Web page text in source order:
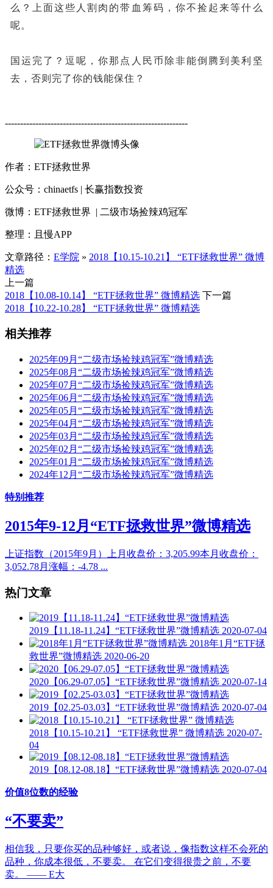
么？上面这些人割肉的带血筹码，你不捡起来等什么
呢。
国运完了？逗呢，你那点人民币除非能倒腾到美利坚
去，否则完了你的钱能保住？
------------------------------------------------------------
作者：ETF拯救世界
公众号：chinaetfs | 长赢指数投资
微博：ETF拯救世界 | 二级市场捡辣鸡冠军
整理：且慢APP
文章路径： E学院 » 2018【10.15-10.21】 “ETF拯救世界” 微博
精选
上一篇
2018【10.08-10.14】 “ETF拯救世界” 微博精选 下一篇
2018【10.22-10.28】 “ETF拯救世界” 微博精选
相关推荐
2025年09月“二级市场捡辣鸡冠军”微博精选
2025年08月“二级市场捡辣鸡冠军”微博精选
2025年07月“二级市场捡辣鸡冠军”微博精选
2025年06月“二级市场捡辣鸡冠军”微博精选
2025年05月“二级市场捡辣鸡冠军”微博精选
2025年04月“二级市场捡辣鸡冠军”微博精选
2025年03月“二级市场捡辣鸡冠军”微博精选
2025年02月“二级市场捡辣鸡冠军”微博精选
2025年01月“二级市场捡辣鸡冠军”微博精选
2024年12月“二级市场捡辣鸡冠军”微博精选
特别推荐
2015年9-12月“ETF拯救世界”微博精选
上证指数（2015年9月）上月收盘价：3,205.99本月收盘价：
3,052.78月涨幅：-4.78 ...
热门文章
2019【11.18-11.24】“ETF拯救世界”微博精选 2020-07-04
2018年1月“ETF拯
救世界”微博精选 2020-06-20
2020【06.29-07.05】“ETF拯救世界”微博精选 2020-07-14
2019【02.25-03.03】“ETF拯救世界”微博精选 2020-07-04
2018【10.15-10.21】 “ETF拯救世界” 微博精选 2020-07-
04
2019【08.12-08.18】“ETF拯救世界”微博精选 2020-07-04
价值8位数的经验
“不要卖”
相信我，只要你买的品种够好，或者说，像指数这样不会死的
品种，你成本很低，不要卖。 在它们变得很贵之前，不要
卖。 —— E大